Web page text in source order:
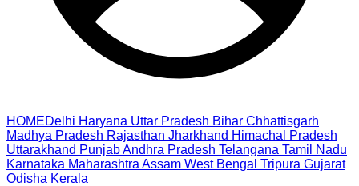
HOMEDelhi Haryana Uttar Pradesh Bihar Chhattisgarh
Madhya Pradesh Rajasthan Jharkhand Himachal Pradesh
Uttarakhand PunjabAndhra Pradesh Telangana Tamil Nadu
Karnataka Maharashtra Assam West Bengal Tripura Gujarat
Odisha Kerala